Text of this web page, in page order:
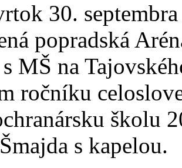
30.
popradská
MŠ na
ročníku
školu
s kapelou.